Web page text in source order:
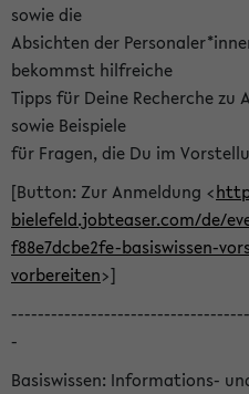
sowie die
Absichten der
bekommst hilfreiche
Tipps für Deine Recherche zu
sowie Beispiele
für Fragen, die Du im
[Button: Zur Anmeldung <
bielefeld.jobteaser.com/de/
f88e7dcbe2fe-basiswissen-
vorbereiten>]
-
Basiswissen: Informations-